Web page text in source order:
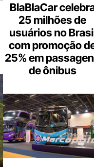
BlaBlaCar
25 milhões de
usuários no
com promoção
25% em
de ônibus